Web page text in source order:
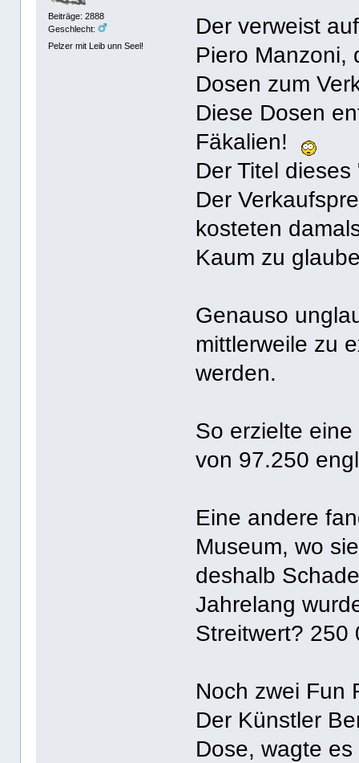
Beiträge: 2888
Geschlecht:
Pelzer mit Leib unn Seel!
Der verweist
Piero Manzoni,
Dosen zum
Diese Dosen
Fäkalien!
Der Titel dieses
Der
kosteten
Kaum zu
Genauso
mittlerweile zu
werden.
So erzielte eine
von 97.250
Eine andere
Museum, wo
deshalb
Jahrelang
Streitwert? 250
Noch zwei Fun
Der Künstler
Dose, wagte